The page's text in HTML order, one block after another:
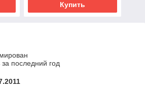
Купить
последний год